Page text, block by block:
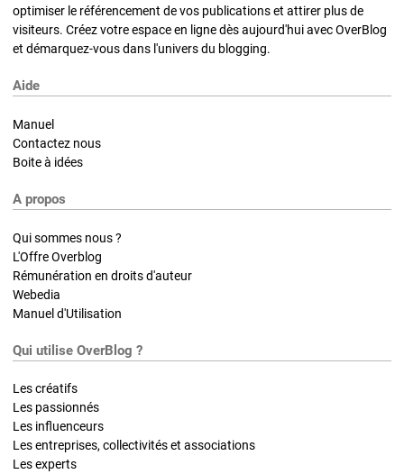
optimiser le référencement de vos publications et attirer plus de
visiteurs. Créez votre espace en ligne dès aujourd'hui avec OverBlog
et démarquez-vous dans l'univers du blogging.
Aide
Manuel
Contactez nous
Boite à idées
A propos
Qui sommes nous ?
L'Offre Overblog
Rémunération en droits d'auteur
Webedia
Manuel d'Utilisation
Qui utilise OverBlog ?
Les créatifs
Les passionnés
Les influenceurs
Les entreprises, collectivités et associations
Les experts